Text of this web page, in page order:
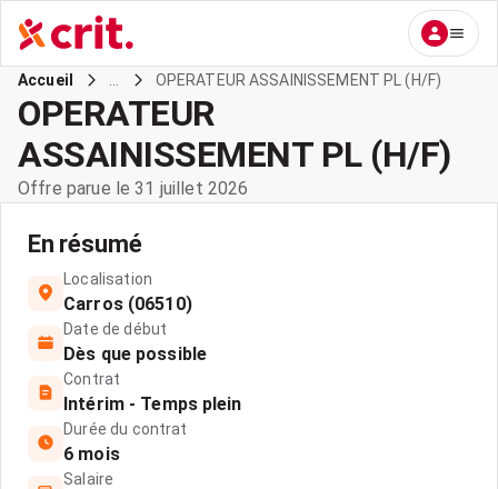
Accueil OPERATEUR ASSAINISSEMENT PL (H/F)
OPERATEUR
ASSAINISSEMENT PL (H/F)
Offre parue le 31 juillet 2026
En résumé
Localisation
Carros (06510)
Date de début
Dès que possible
Contrat
Intérim - Temps plein
Durée du contrat
6 mois
Salaire